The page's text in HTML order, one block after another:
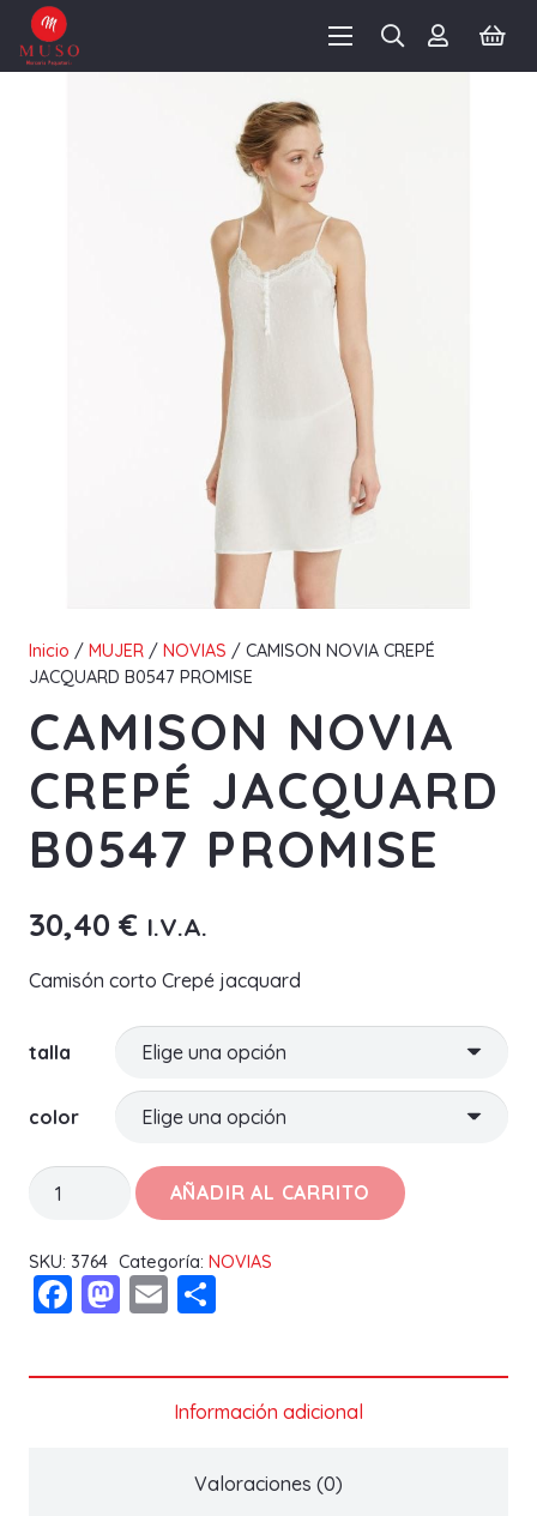
Inicio / MUJER / NOVIAS / CAMISON NOVIA CREPÉ
JACQUARD B0547 PROMISE
CAMISON NOVIA
CREPÉ JACQUARD
B0547 PROMISE
30,40 € I.V.A.
Camisón corto Crepé jacquard
talla
color
CAMISON
CREPÉ
JACQUARD
B0547
cantidad
AÑADIR AL CARRITO
SKU: 3764 Categoría: NOVIAS
Facebook
Mastodon
Email
Información adicional
Valoraciones (0)